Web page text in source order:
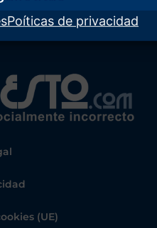
Poíticas de privacidad
(UE)